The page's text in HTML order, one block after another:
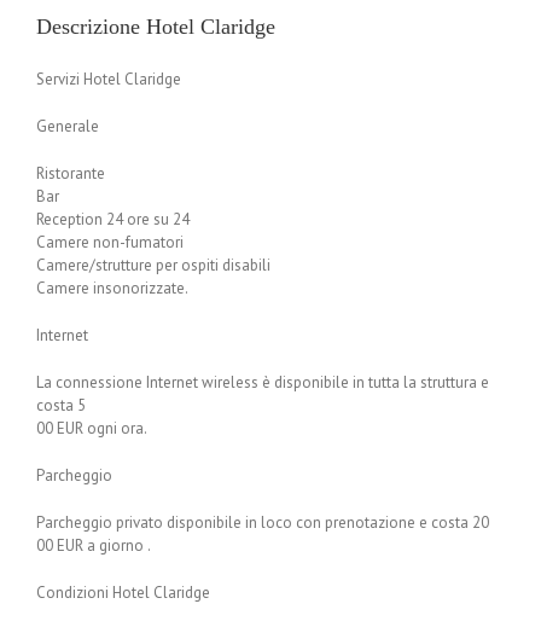
Descrizione Hotel Claridge
Servizi Hotel Claridge
Generale
Ristorante
Bar
Reception 24 ore su 24
Camere non-fumatori
Camere/strutture per ospiti disabili
Camere insonorizzate.
Internet
La connessione Internet wireless è disponibile in tutta la struttura e
costa 5
00 EUR ogni ora.
Parcheggio
Parcheggio privato disponibile in loco con prenotazione e costa 20
00 EUR a giorno .
Condizioni Hotel Claridge